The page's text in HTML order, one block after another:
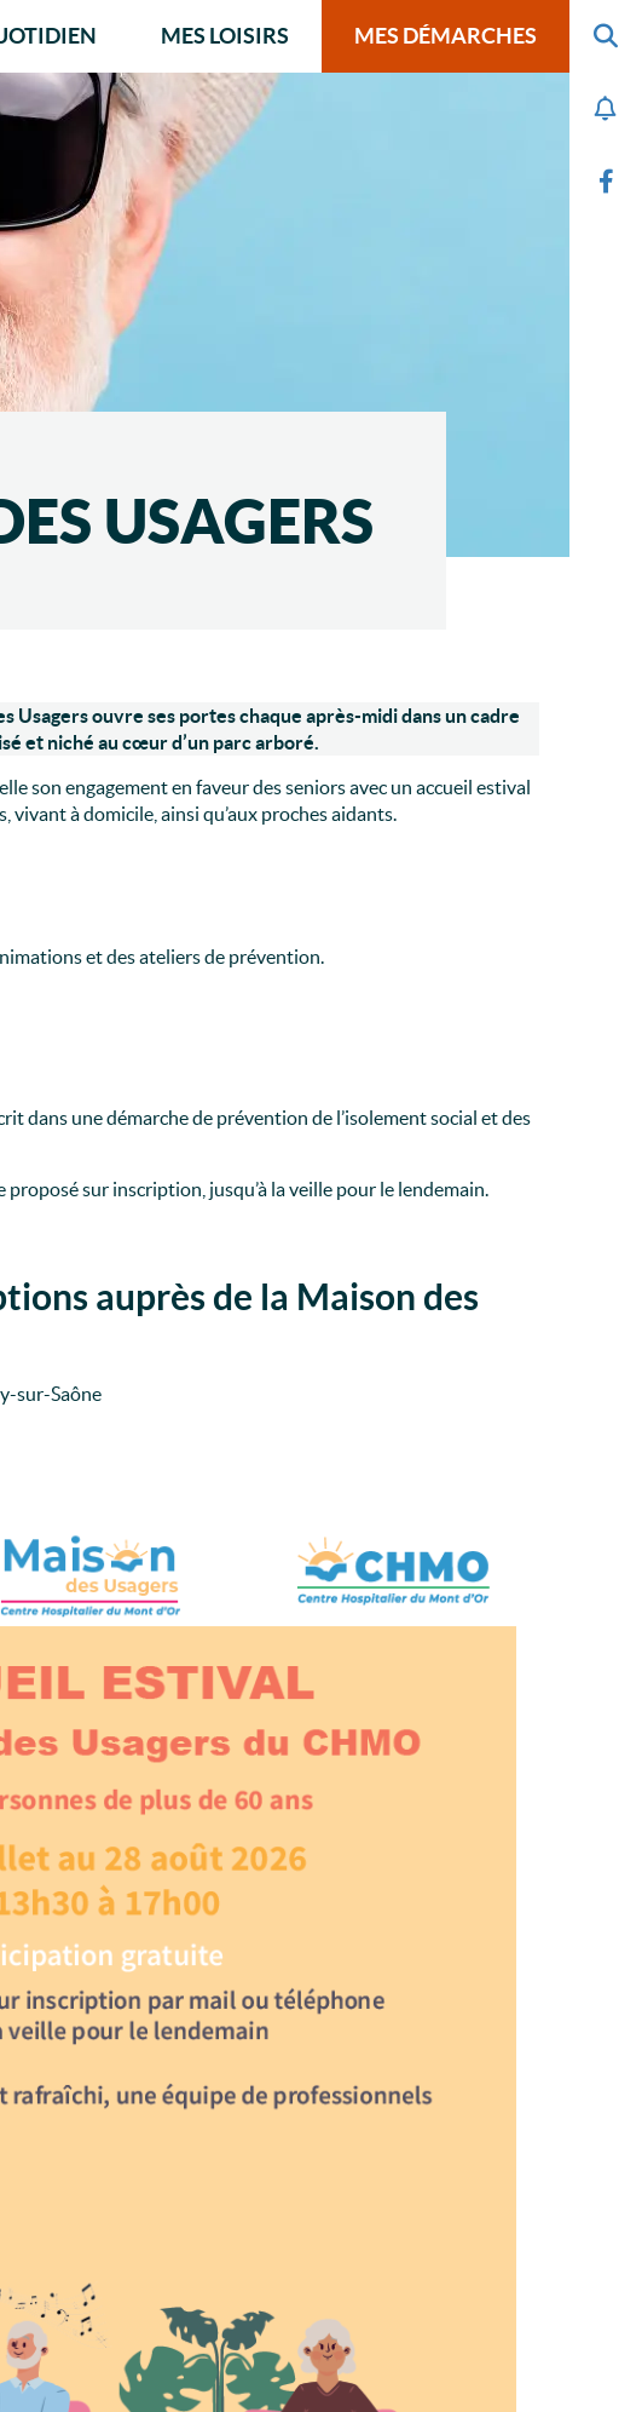
MES LOISIRS MES DÉMARCHES
USAGERS
Usagers ouvre ses portes chaque après-midi dans un cadre
et niché au cœur d’un parc arboré.
son engagement en faveur des seniors avec un accueil estival
vivant à domicile, ainsi qu’aux proches aidants.
et des ateliers de prévention.
dans une démarche de prévention de l’isolement social et des
sur inscription, jusqu’à la veille pour le lendemain.
auprès de la Maison des
sur-Saône